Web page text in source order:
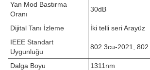
Yan Mod Bastırma
Oranı
30dB
Dijital Tanı İzleme
İki telli seri Arayüz
IEEE Standart
Uygunluğu
802.3cu-2021,
Dalga Boyu
1311nm